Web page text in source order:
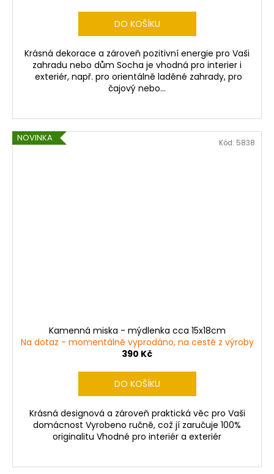
DO KOŠÍKU
Krásná dekorace a zároveň pozitivní energie pro Vaši
zahradu nebo dům Socha je vhodná pro interier i
exteriér, např. pro orientálně laděné zahrady, pro
čajový nebo...
NOVINKA
Kamenná miska - mýdlenka cca 15x18cm
Na dotaz - momentálně vyprodáno, na cestě z výroby
390 Kč
DO KOŠÍKU
Krásná designová a zároveň praktická věc pro Vaši
domácnost Vyrobeno ručně, což jí zaručuje 100%
originalitu Vhodné pro interiér a exteriér
Kód: 5838